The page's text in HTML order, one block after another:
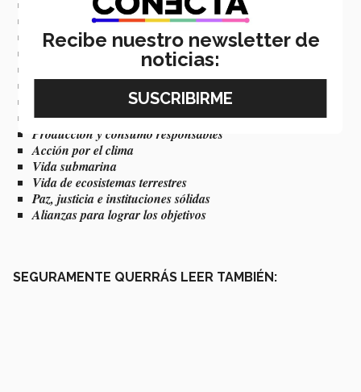
Educación de calidad
Igualdad de género
Agua limpia y saneamiento
Energía asequible y no contaminante
Trabajo decente y crecimiento económico
Reducción de las desigualdades
Ciudades y comunidades sostenibles
Producción y consumo responsables
Acción por el clima
Vida submarina
Vida de ecosistemas terrestres
Paz, justicia e instituciones sólidas
Alianzas para lograr los objetivos
SEGURAMENTE QUERRÁS LEER TAMBIÉN:
Recibe nuestro newsletter de
noticias: